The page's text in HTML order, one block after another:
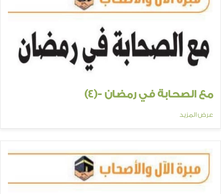
مع الصحابة في رمضان -(4)
عرض المزيد